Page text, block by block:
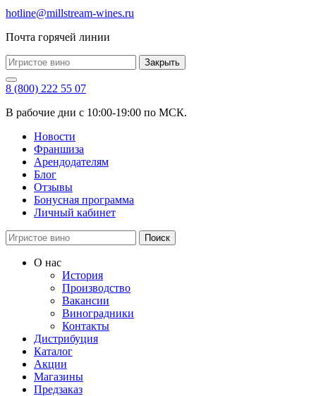
hotline@millstream-wines.ru
Почта горячей линии
Закрыть
8 (800) 222 55 07
В рабочие дни с 10:00-19:00 по МСК.
Новости
Франшиза
Арендодателям
Блог
Отзывы
Бонусная программа
Личный кабинет
Поиск
О нас
История
Производство
Вакансии
Виноградники
Контакты
Дистрибуция
Каталог
Акции
Магазины
Предзаказ